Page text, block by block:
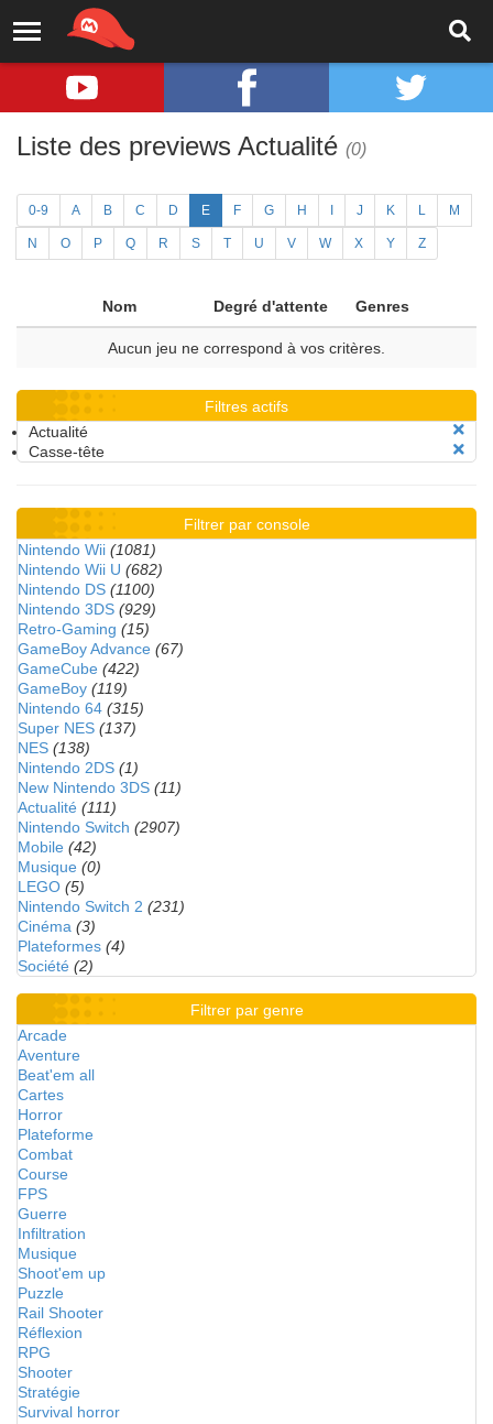
Liste des previews Actualité (0)
0-9 A B C D E F G H J K L M
N O P Q R S T U V W X Y Z
Nom Degré d'attente Genres
Aucun jeu ne correspond à vos critères.
Filtres actifs
Actualité
Casse-tête
Filtrer par console
Nintendo Wii (1081)
Nintendo Wii U (682)
Nintendo DS (1100)
Nintendo 3DS (929)
Retro-Gaming (15)
GameBoy Advance (67)
GameCube (422)
GameBoy (119)
Nintendo 64 (315)
Super NES (137)
NES (138)
Nintendo 2DS (1)
New Nintendo 3DS (11)
Actualité (111)
Nintendo Switch (2907)
Mobile (42)
Musique (0)
LEGO (5)
Nintendo Switch 2 (231)
Cinéma (3)
Plateformes (4)
Société (2)
Filtrer par genre
Arcade
Aventure
Beat'em all
Cartes
Horror
Plateforme
Combat
Course
FPS
Guerre
Infiltration
Musique
Shoot'em up
Puzzle
Rail Shooter
Réflexion
RPG
Shooter
Stratégie
Survival horror